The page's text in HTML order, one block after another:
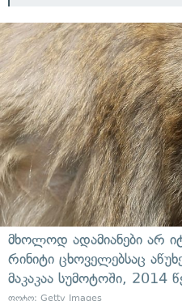
მხოლოდ ადამიანები არ
რინიტი ცხოველებსაც
მაკაკაა სუმოტოში, 2014
ფოტო: Getty Images